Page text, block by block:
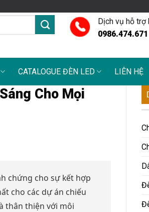
Dịch vụ hỗ trợ
0986.474.671
CATALOGUE ĐÈN LED LIÊN HỆ
Cho Mọi
chứng cho sự kết hợp
cho các dự án chiếu
thân thiện với môi